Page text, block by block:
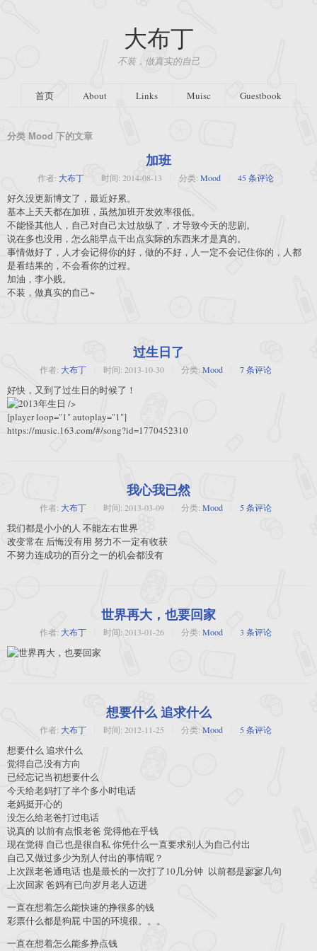
大布丁
不装，做真实的自己
首页 About Links Muisc Guestbook
分类 Mood 下的文章
加班
作者: 大布丁 时间: 2014-08-13 分类: Mood 45 条评论
好久没更新博文了，最近好累。
基本上天天都在加班，虽然加班开发效率很低。
不能怪其他人，自己对自己太过放纵了，才导致今天的悲剧。
说在多也没用，怎么能早点干出点实际的东西来才是真的。
事情做好了，人才会记得你的好，做的不好，人一定不会记住你的，人都
是看结果的，不会看你的过程。
加油，李小贱。
不装，做真实的自己~
过生日了
作者: 大布丁 时间: 2013-10-30 分类: Mood 7 条评论
好快，又到了过生日的时候了！
/>
[player loop="1" autoplay="1"]
https://music.163.com/#/song?id=1770452310
我心我已然
作者: 大布丁 时间: 2013-03-09 分类: Mood 5 条评论
我们都是小小的人 不能左右世界
改变常在 后悔没有用 努力不一定有收获
不努力连成功的百分之一的机会都没有
世界再大，也要回家
作者: 大布丁 时间: 2013-01-26 分类: Mood 3 条评论
想要什么 追求什么
作者: 大布丁 时间: 2012-11-25 分类:Mood 5 条评论
想要什么 追求什么
觉得自己没有方向
已经忘记当初想要什么
今天给老妈打了半个多小时电话
老妈挺开心的
没怎么给老爸打过电话
说真的 以前有点恨老爸 觉得他在乎钱
现在觉得 自己也是很自私 你凭什么一直要求别人为自己付出
自己又做过多少为别人付出的事情呢？
上次跟老爸通电话 也是最长的一次打了10几分钟 以前都是寥寥几句
上次回家 爸妈有已向岁月老人迈进
一直在想着怎么能快速的挣很多的钱
彩票什么都是狗屁 中国的环境很。。。
一直在想着怎么能多挣点钱